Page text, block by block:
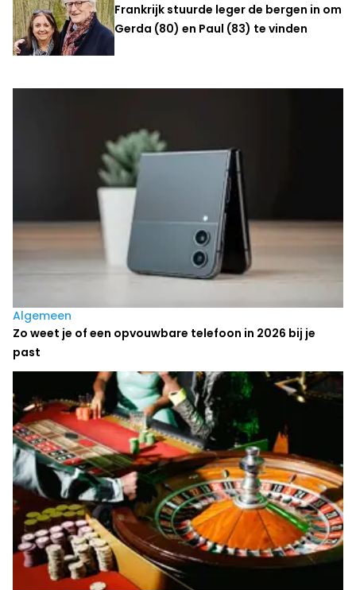
Frankrijk stuurde leger de bergen in om
Gerda (80) en Paul (83) te vinden
Laatste nieuws
Algemeen
Zo weet je of een opvouwbare telefoon in 2026 bij je
past